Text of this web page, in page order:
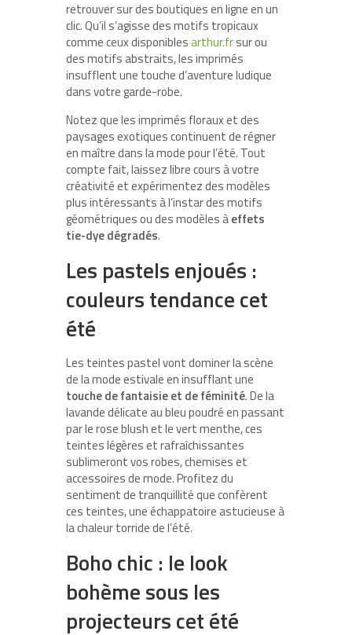
retrouver sur des boutiques en ligne en un
clic. Qu’il s’agisse des motifs tropicaux
comme ceux disponiblesarthur.frsur ou
des motifs abstraits, les imprimés
insufflent une touche d’aventure ludique
dans votre garde-robe.
Notez que les imprimés floraux et des
paysages exotiques continuent de régner
en maître dans la mode pour l’été. Tout
compte fait, laissez libre cours à votre
créativité et expérimentez des modèles
plus intéressants à l’instar des motifs
géométriques ou des modèles àeffets
tie-dye dégradés.
Les pastels enjoués :
couleurs tendance cet
été
Les teintes pastel vont dominer la scène
de la mode estivale en insufflant une
touche de fantaisie et de féminité. De la
lavande délicate au bleu poudré en passant
par le rose blush et le vert menthe, ces
teintes légères et rafraîchissantes
sublimeront vos robes, chemises et
accessoires de mode. Profitez du
sentiment de tranquillité que confèrent
ces teintes, une échappatoire astucieuse à
la chaleur torride de l’été.
Boho chic : le look
bohème sous les
projecteurs cet été